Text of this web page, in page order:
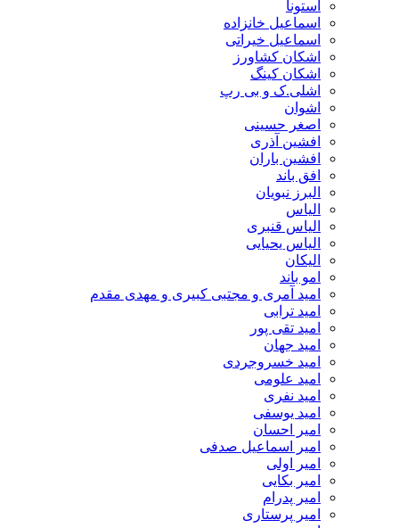
استونا
اسماعیل خانزاده
اسماعیل خیراتی
اشکان کشاورز
اشکان کینگ
اشلی.ک و بی رپ
اشوان
اصغر حسینی
افشین آذری
افشین باران
افق باند
البرز نبویان
الیاس
الیاس قنبرى
الیاس یحیایی
الیکان
امو باند
امید آمری و مجتبی کبیری و مهدى مقدم
امید ترابی
امید تقی پور
امید جهان
امید خسروجردی
امید علومی
امید نفری
امید یوسفی
امیر احسان
امیر اسماعیل صدفی
امیر اولی
امیر بکایی
امیر پدرام
امیر پرستاری